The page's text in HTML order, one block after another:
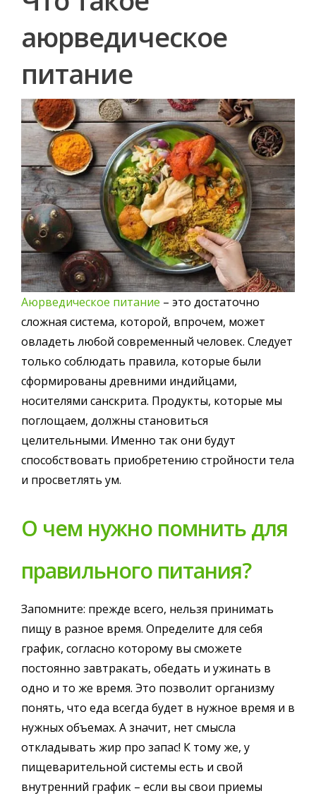
аюрведическое
питание
Аюрведическое питание – это достаточно
сложная система, которой, впрочем, может
овладеть любой современный человек. Следует
только соблюдать правила, которые были
сформированы древними индийцами,
носителями санскрита. Продукты, которые мы
поглощаем, должны становиться
целительными. Именно так они будут
способствовать приобретению стройности тела
и просветлять ум.
О чем нужно помнить для
правильного питания?
Запомните: прежде всего, нельзя принимать
пищу в разное время. Определите для себя
график, согласно которому вы сможете
постоянно завтракать, обедать и ужинать в
одно и то же время. Это позволит организму
понять, что еда всегда будет в нужное время и в
нужных объемах. А значит, нет смысла
откладывать жир про запас! К тому же, у
пищеварительной системы есть и свой
внутренний график – если вы свои приемы